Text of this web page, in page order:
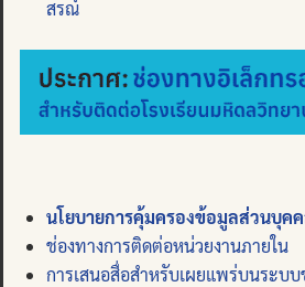
สรณ์
นโยบายการคุ้มครองข้อมูลส่วนบุค
ช่องทางการติดต่อหน่วยงานภายใน
การเสนอสื่อสำหรับเผยแพร่บนระบบ